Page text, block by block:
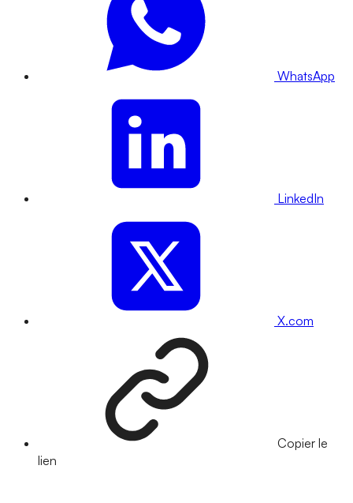
WhatsApp
LinkedIn
X.com
Copier le
lien